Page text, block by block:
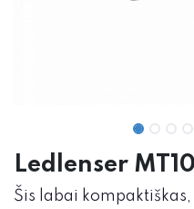
Ledlenser MT10
Šis labai